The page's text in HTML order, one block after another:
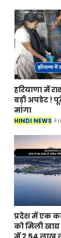
हरियाणा में
बड़ी अपडेट !
मांगा
HINDI NEWS
प्रदेश में एक
को मिली